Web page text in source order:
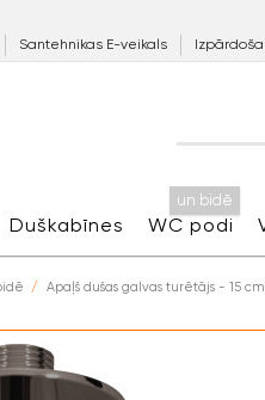
Santehnikas E-veikals
Duškabīnes WC podi
un bidē
Apaļš dušas galvas turētājs - 15